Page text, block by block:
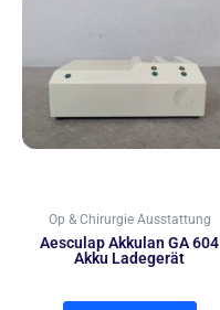
Op & Chirurgie Ausstattung
Aesculap Akkulan GA 604
Akku Ladegerät